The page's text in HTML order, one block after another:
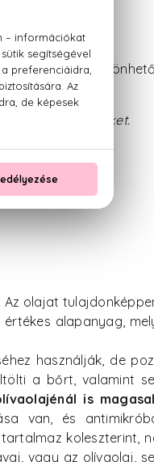
tartósítószereket.
olajat
alapanyag,
használják, de
a bőrt, valamint
is
van, és
koleszterint,
vagy az olívaolaj,